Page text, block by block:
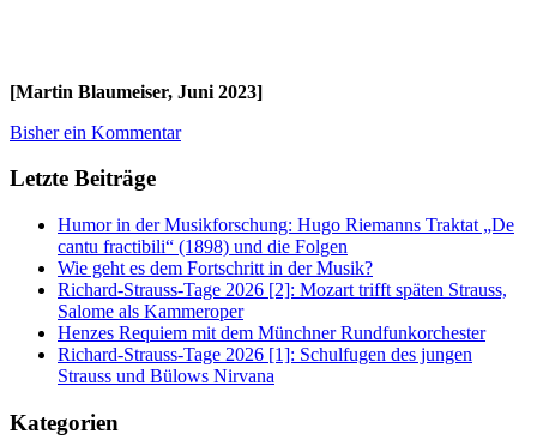
[Martin Blaumeiser, Juni 2023]
Bisher ein Kommentar
Letzte Beiträge
Humor in der Musikforschung: Hugo Riemanns Traktat „De
cantu fractibili“ (1898) und die Folgen
Wie geht es dem Fortschritt in der Musik?
Richard-Strauss-Tage 2026 [2]: Mozart trifft späten Strauss,
Salome als Kammeroper
Henzes Requiem mit dem Münchner Rundfunkorchester
Richard-Strauss-Tage 2026 [1]: Schulfugen des jungen
Strauss und Bülows Nirvana
Kategorien